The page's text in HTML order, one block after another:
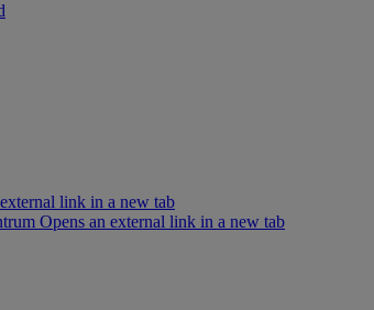
link in a new tab
Opens an external link in a new tab